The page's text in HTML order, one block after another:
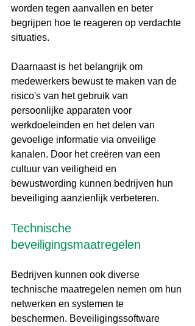
worden tegen aanvallen en beter
begrijpen hoe te reageren op verdachte
situaties.
Daarnaast is het belangrijk om
medewerkers bewust te maken van de
risico's van het gebruik van
persoonlijke apparaten voor
werkdoeleinden en het delen van
gevoelige informatie via onveilige
kanalen. Door het creëren van een
cultuur van veiligheid en
bewustwording kunnen bedrijven hun
beveiliging aanzienlijk verbeteren.
Technische
beveiligingsmaatregelen
Bedrijven kunnen ook diverse
technische maatregelen nemen om hun
netwerken en systemen te
beschermen. Beveiligingssoftware